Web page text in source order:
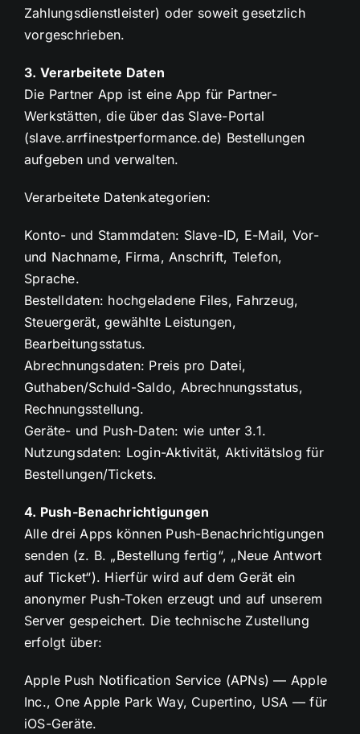
Zahlungsdienstleister) oder soweit gesetzlich
vorgeschrieben.
3. Verarbeitete Daten
Die Partner App ist eine App für Partner-
Werkstätten, die über das Slave-Portal
(slave.arrfinestperformance.de) Bestellungen
aufgeben und verwalten.
Verarbeitete Datenkategorien:
Konto- und Stammdaten: Slave-ID, E-Mail, Vor-
und Nachname, Firma, Anschrift, Telefon,
Sprache.
Bestelldaten: hochgeladene Files, Fahrzeug,
Steuergerät, gewählte Leistungen,
Bearbeitungsstatus.
Abrechnungsdaten: Preis pro Datei,
Guthaben/Schuld-Saldo, Abrechnungsstatus,
Rechnungsstellung.
Geräte- und Push-Daten: wie unter 3.1.
Nutzungsdaten: Login-Aktivität, Aktivitätslog für
Bestellungen/Tickets.
4. Push-Benachrichtigungen
Alle drei Apps können Push-Benachrichtigungen
senden (z. B. „Bestellung fertig“, „Neue Antwort
auf Ticket“). Hierfür wird auf dem Gerät ein
anonymer Push-Token erzeugt und auf unserem
Server gespeichert. Die technische Zustellung
erfolgt über:
Apple Push Notification Service (APNs) — Apple
Inc., One Apple Park Way, Cupertino, USA — für
iOS-Geräte.